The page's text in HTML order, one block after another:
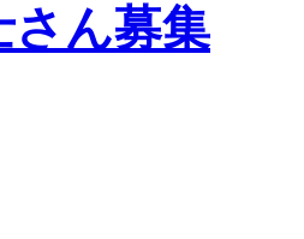
さん募集